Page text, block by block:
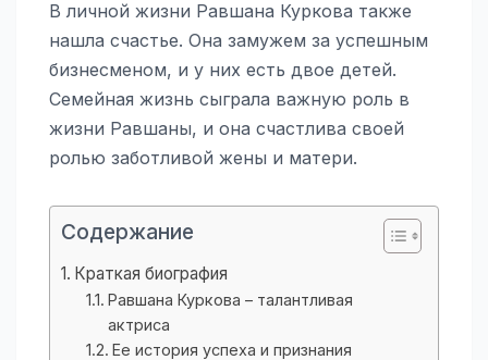
В личной жизни Равшана Куркова также
нашла счастье. Она замужем за успешным
бизнесменом, и у них есть двое детей.
Семейная жизнь сыграла важную роль в
жизни Равшаны, и она счастлива своей
ролью заботливой жены и матери.
Содержание
Краткая биография
Равшана Куркова – талантливая
актриса
Ее история успеха и признания